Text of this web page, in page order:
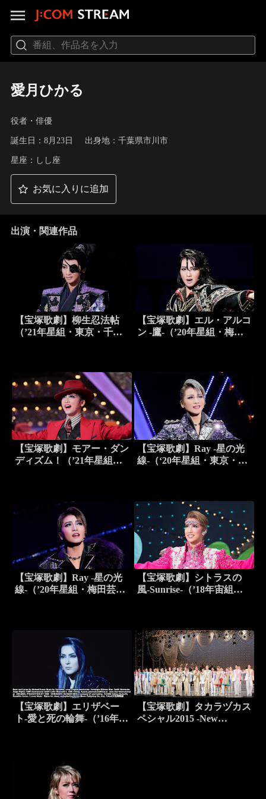
愛月ひかる
役者・俳優
誕生日：8月23日 出身地：千葉県市川市
星座：しし座
お気に入りに追加
出演・関連作品
【宝塚歌劇】柳生忍法帖
（’21年星組・東京・千秋
【宝塚歌劇】エル・アルコ
ン -鷹-（’20年星組・梅田
【宝塚歌劇】モアー・ダン
ディズム！（’21年星組・
【宝塚歌劇】Ray -星の光
線-（‘20年星組・東京・千
【宝塚歌劇】Ray -星の光
線-（’20年星組・梅田芸術
【宝塚歌劇】シトラスの
風-Sunrise-（’18年宙組・
【宝塚歌劇】エリザベー
ト-愛と死の輪舞-（’16年宙
【宝塚歌劇】タカラヅカス
ペシャル2015 -New